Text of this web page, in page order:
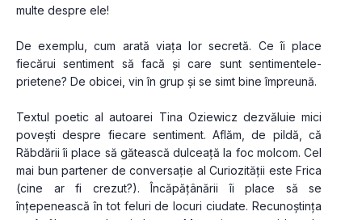
multe despre ele!
De exemplu, cum arată viața lor secretă. Ce îi place
fiecărui sentiment să facă și care sunt sentimentele-
prietene? De obicei, vin în grup și se simt bine împreună.
Textul poetic al autoarei Tina Oziewicz dezvăluie mici
povești despre fiecare sentiment. Aflăm, de pildă, că
Răbdării îi place să gătească dulceață la foc molcom. Cel
mai bun partener de conversație al Curiozității este Frica
(cine ar fi crezut?). Încăpățânării îi place să se
înțepenească în tot feluri de locuri ciudate. Recunoștința